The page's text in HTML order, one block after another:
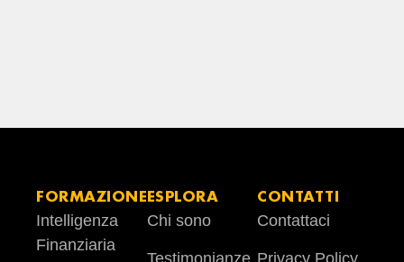
FORMAZIONE
Intelligenza
Finanziaria
ESPLORA
Chi sono
Testimonianze
CONTATTI
Contattaci
Privacy Policy